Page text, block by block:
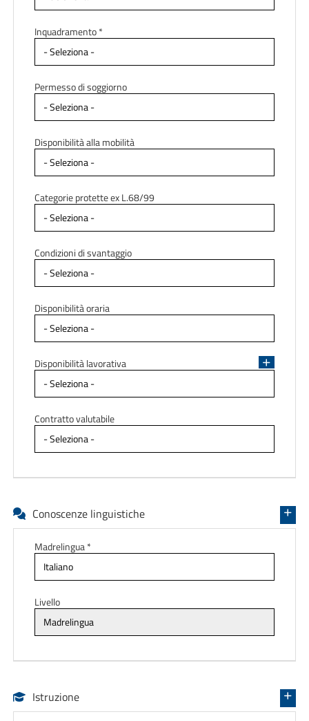
Inquadramento *
Permesso di soggiorno
Disponibilità alla mobilità
Categorie protette ex L.68/99
Condizioni di svantaggio
Disponibilità oraria
Disponibilità lavorativa
Contratto valutabile
Conoscenze linguistiche
Madrelingua *
Livello
Istruzione